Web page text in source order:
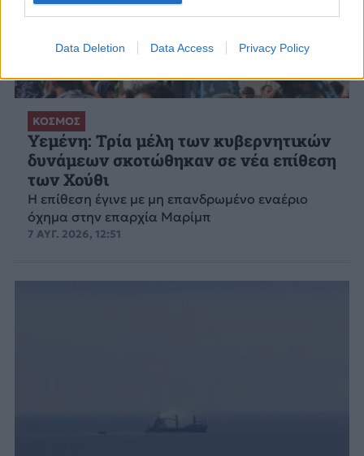
Data Deletion Data Access Privacy Policy
ΚΟΣΜΟΣ
Υεμένη: Τρία μέλη των κυβερνητικών
δυνάμεων σκοτώθηκαν σε νέα επίθεση
των Χούθι
Η επίθεση έγινε με μη επανδρωμένο εναέριο
όχημα στην επαρχία Μαρίμπ
7 ΑΥΓ. 2026, 12:51